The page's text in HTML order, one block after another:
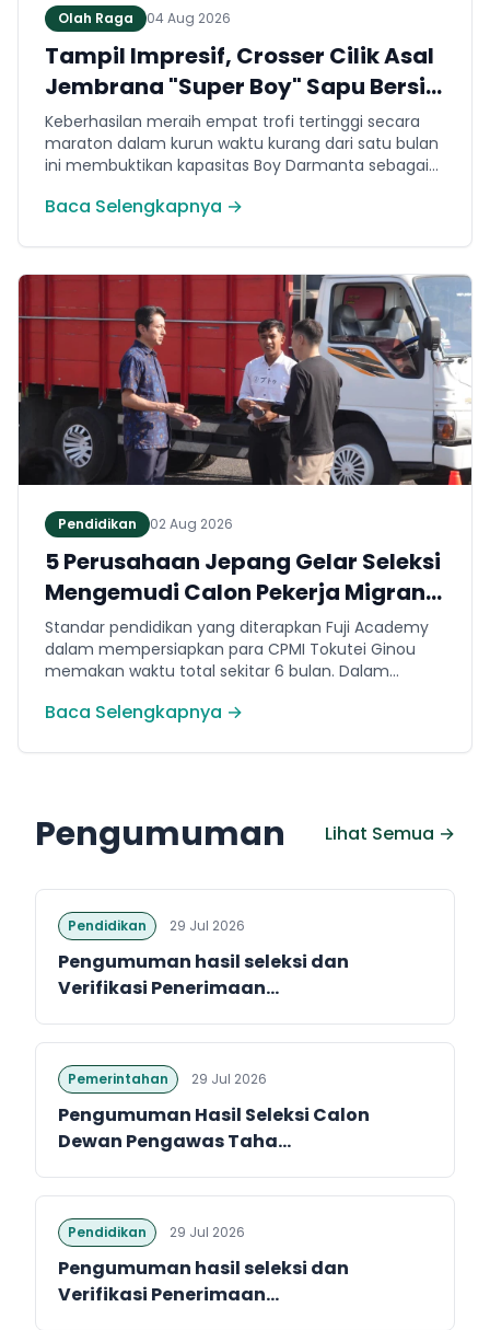
Olah Raga 04 Aug 2026
Tampil Impresif, Crosser Cilik Asal
Jembrana "Super Boy" Sapu Bersih
4 Gelar Juara Motocross 50cc di
Jawa
Keberhasilan meraih empat trofi tertinggi secara
maraton dalam kurun waktu kurang dari satu bulan
ini membuktikan kapasitas Boy Darmanta sebagai
dimiliki Jembrana di kancah motocross nasional
Baca Selengkapnya →
Pendidikan 02 Aug 2026
5 Perusahaan Jepang Gelar Seleksi
Mengemudi Calon Pekerja Migran
Jembrana
Standar pendidikan yang diterapkan Fuji Academy
dalam mempersiapkan para CPMI Tokutei Ginou
memakan waktu total sekitar 6 bulan. Dalam
menguasai sejumlah kompetensi. Seperti
(internal Fuji Academy). Sertifikasi resmi bahasa
Jepang.
Baca Selengkapnya →
Pengumuman Lihat Semua →
Pendidikan 29 Jul 2026
Pengumuman hasil seleksi dan
Verifikasi Penerimaan...
Pemerintahan 29 Jul 2026
Pengumuman Hasil Seleksi Calon
Dewan Pengawas Taha...
Pendidikan 29 Jul 2026
Pengumuman hasil seleksi dan
Verifikasi Penerimaan...